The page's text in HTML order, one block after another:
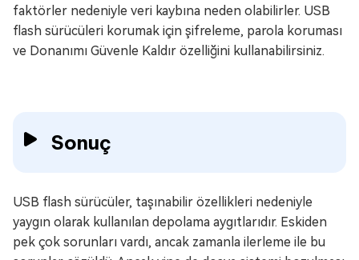
faktörler nedeniyle veri kaybına neden olabilirler. USB
flash sürücüleri korumak için şifreleme, parola koruması
ve Donanımı Güvenle Kaldır özelliğini kullanabilirsiniz.
Sonuç
USB flash sürücüler, taşınabilir özellikleri nedeniyle
yaygın olarak kullanılan depolama aygıtlarıdır. Eskiden
pek çok sorunları vardı, ancak zamanla ilerleme ile bu